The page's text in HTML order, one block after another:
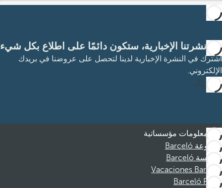
مع نشرتنا الإخبارية، ستكون دائمًا على اطلاع بكل شيء
اشترك في النشرة الإخبارية لدينا لتحصل على عروضنا في بريدك
الإلكتروني.
الاشتراك
معلومات مؤسساتية
مجموعة Barceló
مؤسسة Barceló
Vacaciones Barceló
Barceló Films